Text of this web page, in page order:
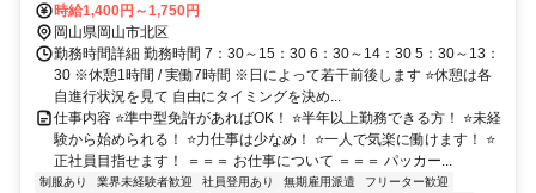
時給1,400円～1,750円
岡山県岡山市北区
勤務時間詳細 勤務時間 7：30～15：30 6：30～14：30 5：30～13：
30 ※休憩1時間 / 実働7時間 ※日によって若干前後します ⭐休憩は各
自進行状況を見て 自由にタイミングを決め...
仕事内容 ⭐準中型免許があればOK！ ⭐半年以上勤務できる方！ ⭐未経
験から始められる！ ⭐力仕事は少なめ！ ⭐一人で気楽に働けます！ ⭐
正社員目指せます！ ＝＝＝ お仕事について ＝＝＝ パッカー...
制服あり 業界未経験者歓迎 社員登用あり 無期雇用派遣
フリーター歓迎